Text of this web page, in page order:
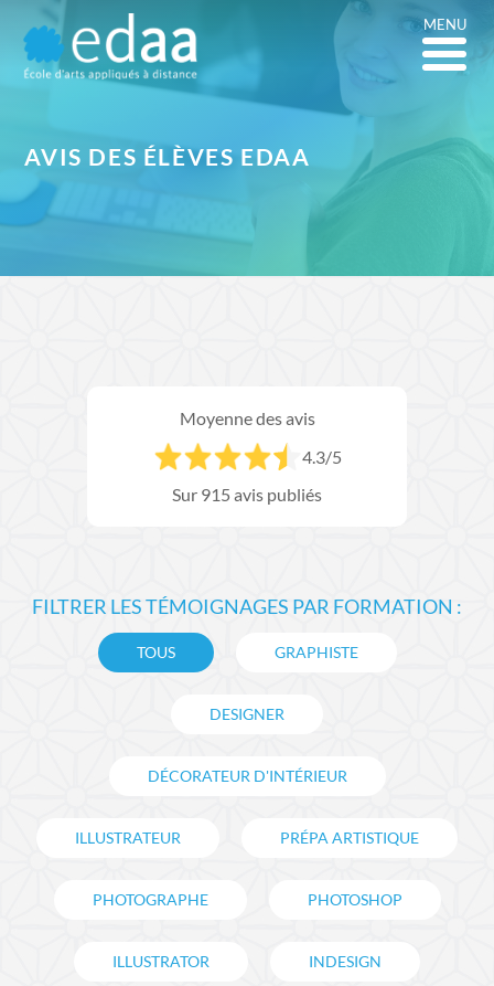
MENU
AVIS DES ÉLÈVES EDAA
Moyenne des avis
4.3/5
Sur 915 avis publiés
FILTRER LES TÉMOIGNAGES PAR FORMATION :
TOUS GRAPHISTE
DESIGNER
DÉCORATEUR D'INTÉRIEUR
ILLUSTRATEUR PRÉPA ARTISTIQUE
PHOTOGRAPHE PHOTOSHOP
ILLUSTRATOR INDESIGN